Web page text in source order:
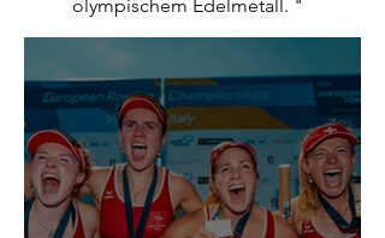
olympischem Edelmetall. "